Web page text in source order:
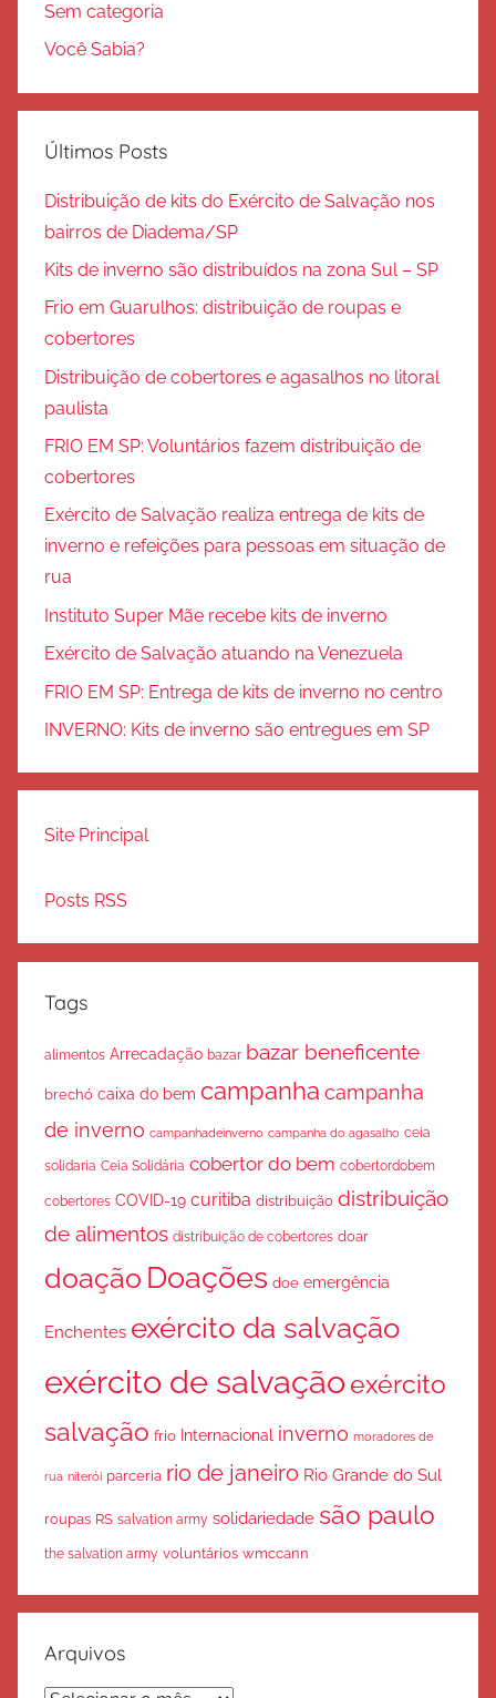
Sem categoria
Você Sabia?
Últimos Posts
Distribuição de kits do Exército de Salvação nos
bairros de Diadema/SP
Kits de inverno são distribuídos na zona Sul – SP
Frio em Guarulhos: distribuição de roupas e
cobertores
Distribuição de cobertores e agasalhos no litoral
paulista
FRIO EM SP: Voluntários fazem distribuição de
cobertores
Exército de Salvação realiza entrega de kits de
inverno e refeições para pessoas em situação de
rua
Instituto Super Mãe recebe kits de inverno
Exército de Salvação atuando na Venezuela
FRIO EM SP: Entrega de kits de inverno no centro
INVERNO: Kits de inverno são entregues em SP
Site Principal
Posts RSS
Tags
alimentos Arrecadação bazar bazar beneficente
brechó caixa do bem campanha campanha
de inverno campanhadeinverno campanha do agasalho ceia
solidaria Ceia Solidária cobertor do bem cobertordobem
cobertores COVID-19 curitiba distribuição distribuição
de alimentos distribuição de cobertores doar
doação Doações doe emergência
Enchentes exército da salvação
exército de salvaçãoexército
salvação frio Internacional inverno moradores de
rua niterói parceria rio de janeiro Rio Grande do Sul
roupas RS salvation army solidariedade são paulo
the salvation army voluntários wmccann
Arquivos